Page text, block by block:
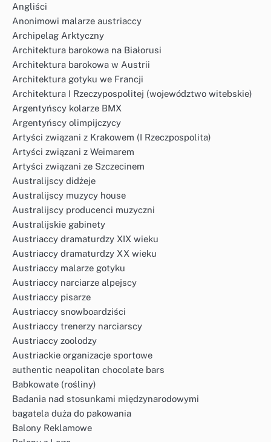
Angliści
Anonimowi malarze austriaccy
Archipelag Arktyczny
Architektura barokowa na Białorusi
Architektura barokowa w Austrii
Architektura gotyku we Francji
Architektura I Rzeczypospolitej (województwo witebskie)
Argentyńscy kolarze BMX
Argentyńscy olimpijczycy
Artyści związani z Krakowem (I Rzeczpospolita)
Artyści związani z Weimarem
Artyści związani ze Szczecinem
Australijscy didżeje
Australijscy muzycy house
Australijscy producenci muzyczni
Australijskie gabinety
Austriaccy dramaturdzy XIX wieku
Austriaccy dramaturdzy XX wieku
Austriaccy malarze gotyku
Austriaccy narciarze alpejscy
Austriaccy pisarze
Austriaccy snowboardziści
Austriaccy trenerzy narciarscy
Austriaccy zoolodzy
Austriackie organizacje sportowe
authentic neapolitan chocolate bars
Babkowate (rośliny)
Badania nad stosunkami międzynarodowymi
bagatela duża do pakowania
Balony Reklamowe